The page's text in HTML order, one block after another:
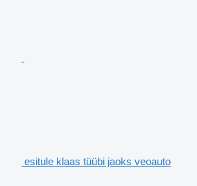
esitule klaas tüübi jaoks veoauto